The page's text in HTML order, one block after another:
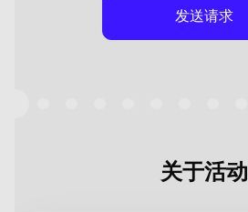
发送请求
关于活动